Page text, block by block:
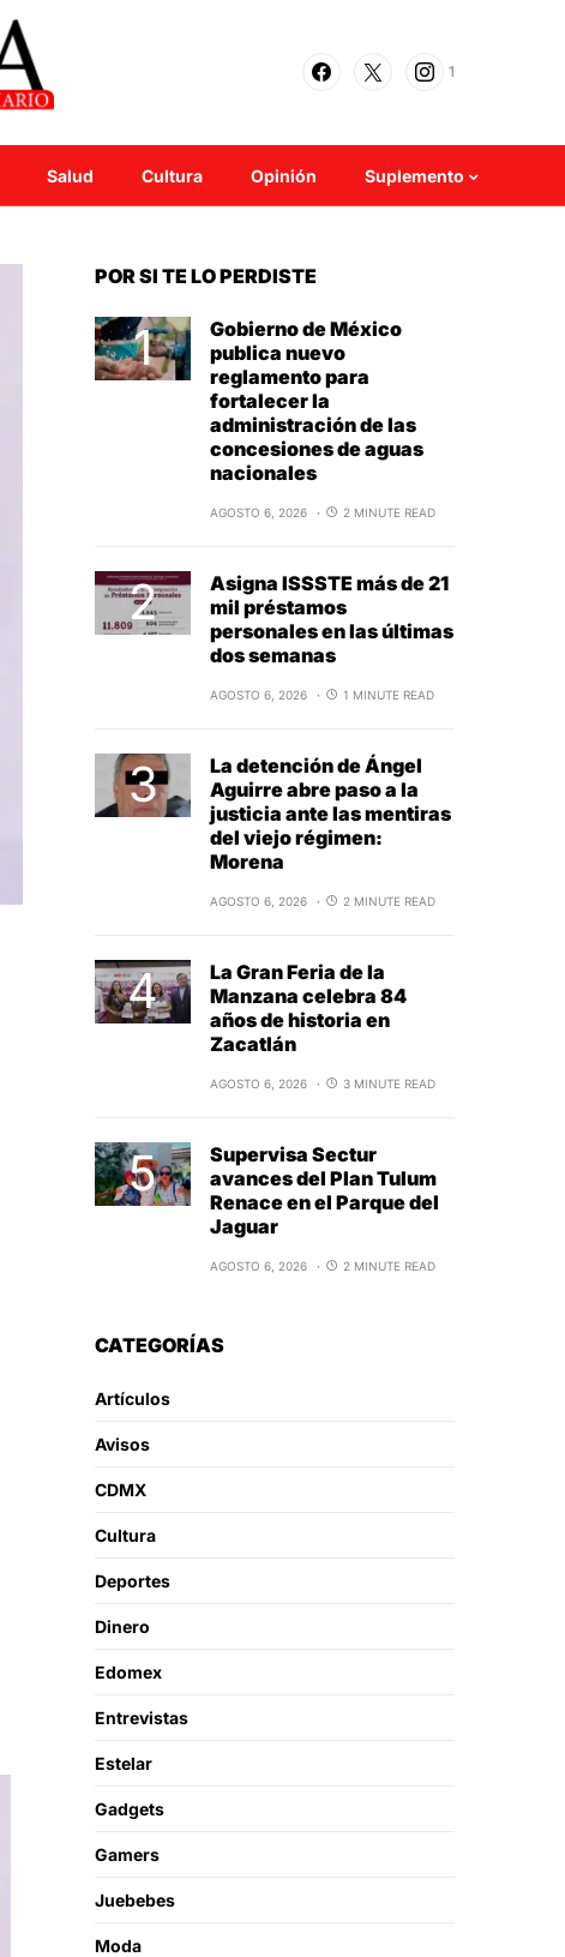
1
Salud Cultura Opinión Suplemento
POR SI TE LO PERDISTE
Gobierno de México
publica nuevo
reglamento para
fortalecer la
administración de las
concesiones de aguas
nacionales
AGOSTO 6, 2026 2 MINUTE READ
Asigna ISSSTE más de 21
mil préstamos
personales en las últimas
dos semanas
AGOSTO 6, 2026 1 MINUTE READ
La detención de Ángel
Aguirre abre paso a la
justicia ante las mentiras
del viejo régimen:
Morena
AGOSTO 6, 2026 2 MINUTE READ
La Gran Feria de la
Manzana celebra 84
años de historia en
Zacatlán
AGOSTO 6, 2026 3 MINUTE READ
Supervisa Sectur
avances del Plan Tulum
Renace en el Parque del
Jaguar
AGOSTO 6, 2026 2 MINUTE READ
CATEGORÍAS
Artículos
Avisos
CDMX
Cultura
Deportes
Dinero
Edomex
Entrevistas
Estelar
Gadgets
Gamers
Juebebes
Moda